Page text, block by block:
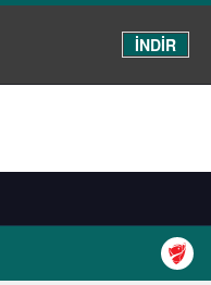
İNDİR